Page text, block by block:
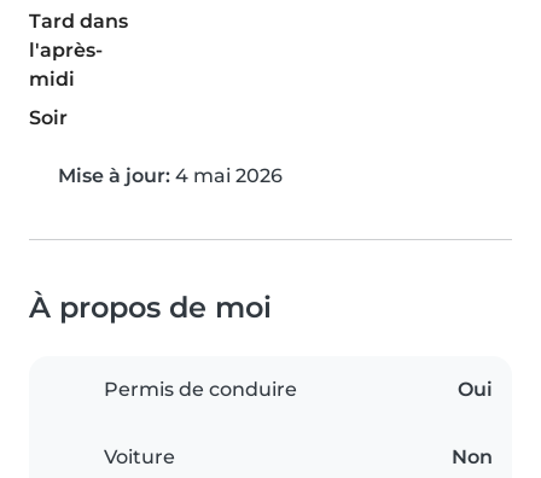
Tard dans
l'après-
midi
Soir
Mise à jour: 4 mai 2026
À propos de moi
Permis de conduire Oui
Voiture Non